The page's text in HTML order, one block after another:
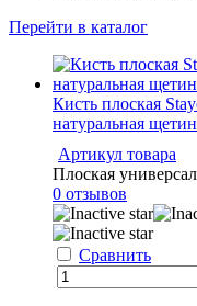
Перейти в каталог
Кисть плоская
натуральная
Артикул товара
Плоская
0 отзывов
Сравнить